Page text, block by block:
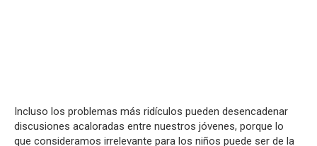
Incluso los problemas más ridículos pueden desencadenar
discusiones acaloradas entre nuestros jóvenes, porque lo
que consideramos irrelevante para los niños puede ser de la